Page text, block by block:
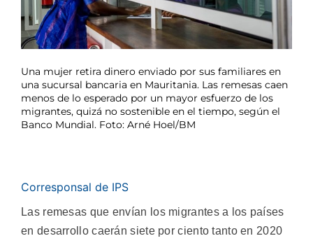
Una mujer retira dinero enviado por sus familiares en
una sucursal bancaria en Mauritania. Las remesas caen
menos de lo esperado por un mayor esfuerzo de los
migrantes, quizá no sostenible en el tiempo, según el
Banco Mundial. Foto: Arné Hoel/BM
Corresponsal de IPS
Las remesas que envían los migrantes a los países
en desarrollo caerán siete por ciento tanto en 2020